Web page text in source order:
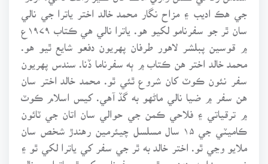
جي هڪ اديب ۽ مزاح نگار محمد خالد اختر ياترا جي نالي
۾ قوسين پبلشر لاهور طرفان پهريون دفعو شايع ٿيو هو.
محمد خالد اختر هن ڪتاب ۾ ٻه سفرناما ڏنا. سندس پهريون
سفر نئون ڪوٽ کان شروع ٿئي ٿو. محمد خالد اختر سان
هن سفر ۾ ضيا نالي ماڻهو به گڏ آهي. کيس اسلام ڪوٽ
۾ ترقياتي ۽ فلاحي ڪمن جي حوالي سان اتان جي ٽائون
ڪاميٽي جي ۱۵ سال مسلسل چيئرمين رهندڙ شخص سان
ملايو وڃي ٿو. اختر خالد به ٿر جي سفر کي ياترا لکي ٿو ۽
نصير مرزا به پنهنجي ٿر جي سفرنامي کي ٿر ياترا جو نالو